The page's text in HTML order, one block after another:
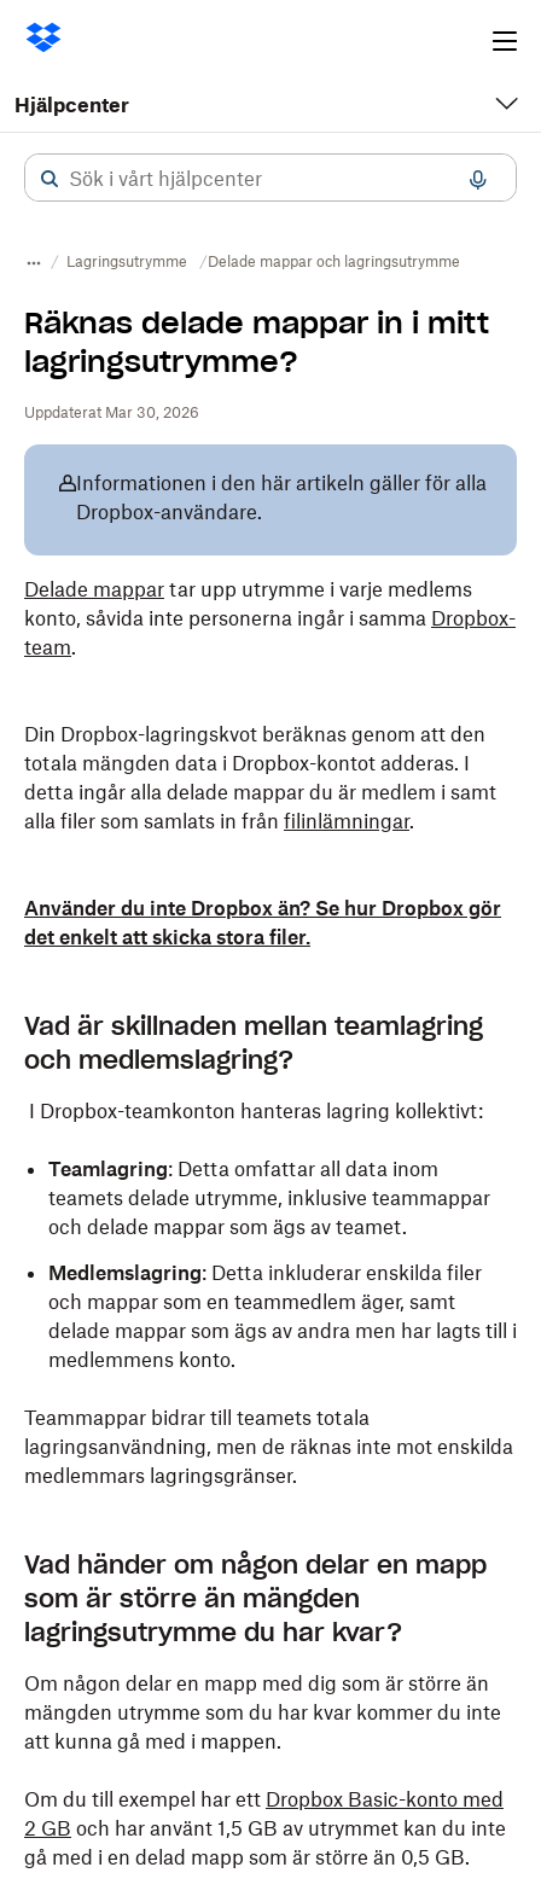
Hjälpcenter
Lagringsutrymme Delade mappar och lagringsutrymme
Räknas delade mappar in i mitt
lagringsutrymme?
Uppdaterat Mar 30, 2026
Informationen i den här artikeln gäller för alla
Dropbox-användare.
Delade mappar tar upp utrymme i varje medlems
konto, såvida inte personerna ingår i samma Dropbox-
team.
Din Dropbox-lagringskvot beräknas genom att den
totala mängden data i Dropbox-kontot adderas. I
detta ingår alla delade mappar du är medlem i samt
alla filer som samlats in från filinlämningar.
Använder du inte Dropbox än? Se hur Dropbox gör
det enkelt att skicka stora filer.
Vad är skillnaden mellan teamlagring
och medlemslagring?
I Dropbox-teamkonton hanteras lagring kollektivt:
Teamlagring: Detta omfattar all data inom
teamets delade utrymme, inklusive teammappar
och delade mappar som ägs av teamet.
Medlemslagring: Detta inkluderar enskilda filer
och mappar som en teammedlem äger, samt
delade mappar som ägs av andra men har lagts till i
medlemmens konto.
Teammappar bidrar till teamets totala
lagringsanvändning, men de räknas inte mot enskilda
medlemmars lagringsgränser.
Vad händer om någon delar en mapp
som är större än mängden
lagringsutrymme du har kvar?
Om någon delar en mapp med dig som är större än
mängden utrymme som du har kvar kommer du inte
att kunna gå med i mappen.
Om du till exempel har ett Dropbox Basic-konto med
2 GB och har använt 1,5 GB av utrymmet kan du inte
gå med i en delad mapp som är större än 0,5 GB.